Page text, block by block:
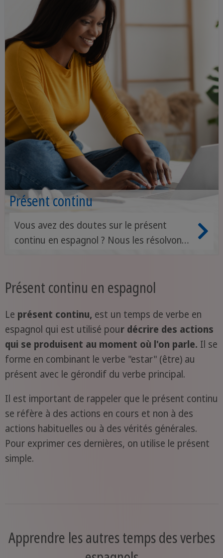
Présent continu
Vous avez des doutes sur le présent
continu en espagnol ? Nous les résolvons
Présent continu en espagnol
Le présent continu, est un temps de verbe en
espagnol qui est utilisé pour décrire des actions
qui se produisent au moment où l'on parle. Il se
forme en combinant le verbe "estar" (être) au
présent avec le gérondif du verbe principal.
Il est important de rappeler que le présent continu
se réfère à des actions en cours et non à des
actions habituelles ou à des vérités générales.
Pour exprimer ces dernières, on utilise le présent
simple.
Apprendre les autres temps des verbes